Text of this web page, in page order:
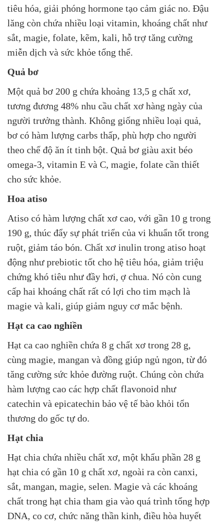
tiêu hóa, giải phóng hormone tạo cảm giác no. Đậu
lăng còn chứa nhiều loại vitamin, khoáng chất như
sắt, magie, folate, kẽm, kali, hỗ trợ tăng cường
miễn dịch và sức khỏe tổng thể.
Quả bơ
Một quả bơ 200 g chứa khoảng 13,5 g chất xơ,
tương đương 48% nhu cầu chất xơ hàng ngày của
người trưởng thành. Không giống nhiều loại quả,
bơ có hàm lượng carbs thấp, phù hợp cho người
theo chế độ ăn ít tinh bột. Quả bơ giàu axit béo
omega-3, vitamin E và C, magie, folate cần thiết
cho sức khỏe.
Hoa atiso
Atiso có hàm lượng chất xơ cao, với gần 10 g trong
190 g, thúc đẩy sự phát triển của vi khuẩn tốt trong
ruột, giảm táo bón. Chất xơ inulin trong atiso hoạt
động như prebiotic tốt cho hệ tiêu hóa, giảm triệu
chứng khó tiêu như đầy hơi, ợ chua. Nó còn cung
cấp hai khoáng chất rất có lợi cho tim mạch là
magie và kali, giúp giảm nguy cơ mắc bệnh.
Hạt ca cao nghiền
Hạt ca cao nghiền chứa 8 g chất xơ trong 28 g,
cùng magie, mangan và đồng giúp ngủ ngon, từ đó
tăng cường sức khỏe đường ruột. Chúng còn chứa
hàm lượng cao các hợp chất flavonoid như
catechin và epicatechin bảo vệ tế bào khỏi tổn
thương do gốc tự do.
Hạt chia
Hạt chia chứa nhiều chất xơ, một khẩu phần 28 g
hạt chia có gần 10 g chất xơ, ngoài ra còn canxi,
sắt, mangan, magie, selen. Magie và các khoáng
chất trong hạt chia tham gia vào quá trình tổng hợp
DNA, co cơ, chức năng thần kinh, điều hòa huyết